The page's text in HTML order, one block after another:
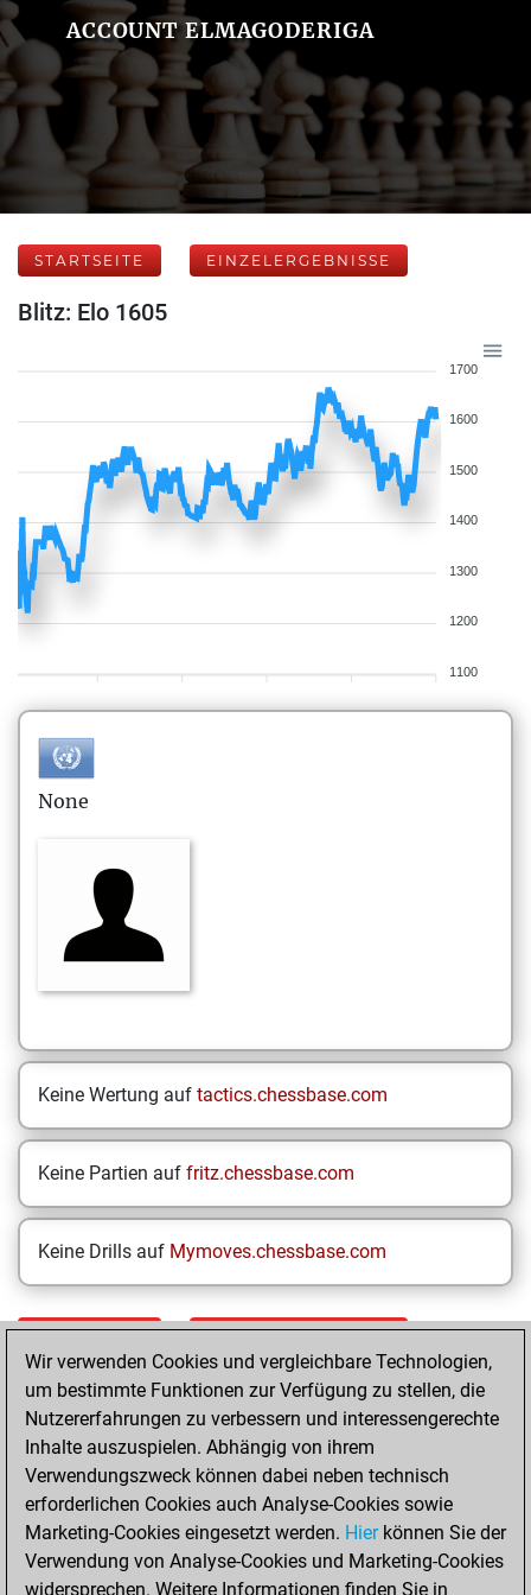
ACCOUNT ELMAGODERIGA
STARTSEITE EINZELERGEBNISSE
Blitz: Elo 1605
1700
1600
1500
1400
1300
1200
1100
None
Keine Wertung auf tactics.chessbase.com
Keine Partien auf fritz.chessbase.com
Keine Drills auf Mymoves.chessbase.com
STARTSEITE EINZELERGEBNISSE
Your Latest App
Activity
Yesterday
You played 400
Wir verwenden Cookies und vergleichbare Technologien,
um bestimmte Funktionen zur Verfügung zu stellen, die
Nutzererfahrungen zu verbessern und interessengerechte
Inhalte auszuspielen. Abhängig von ihrem
Verwendungszweck können dabei neben technisch
erforderlichen Cookies auch Analyse-Cookies sowie
Marketing-Cookies eingesetzt werden. Hierkönnen Sie der
Verwendung von Analyse-Cookies und Marketing-Cookies
widersprechen. Weitere Informationen finden Sie in